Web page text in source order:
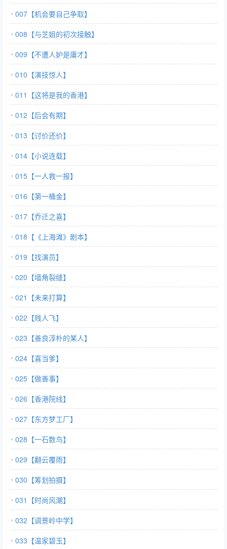
007【机会要自己争取】
008【与芝姐的初次接触】
009【不遭人妒是庸才】
010【演技惊人】
011【这将是我的香港】
012【后会有期】
013【讨价还价】
014【小说连载】
015【一人救一报】
016【第一桶金】
017【乔迁之喜】
018【《上海滩》剧本】
019【找演员】
020【墙角裂缝】
021【未来打算】
022【贱人飞】
023【善良淳朴的某人】
024【喜当爹】
025【做善事】
026【香港院线】
027【东方梦工厂】
028【一石数鸟】
029【翻云覆雨】
030【筹划拍摄】
031【时尚风潮】
032【调景岭中学】
033【温家碧玉】